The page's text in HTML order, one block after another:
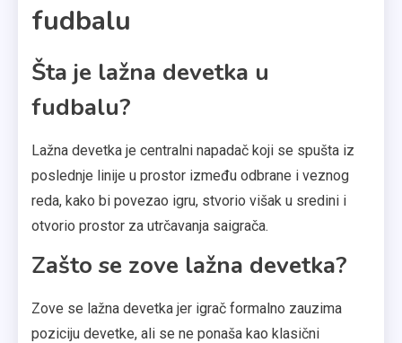
fudbalu
Šta je lažna devetka u
fudbalu?
Lažna devetka je centralni napadač koji se spušta iz
poslednje linije u prostor između odbrane i veznog
reda, kako bi povezao igru, stvorio višak u sredini i
otvorio prostor za utrčavanja saigrača.
Zašto se zove lažna devetka?
Zove se lažna devetka jer igrač formalno zauzima
poziciju devetke, ali se ne ponaša kao klasični